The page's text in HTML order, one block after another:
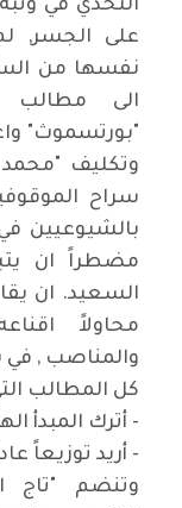
على الجسر,
نفسها من
الى مطالب
"بورتسموث"
وتكليف "محمد
سراح
بالشيوعيين
مضطراً ان
السعيد. ان
محاولاً
والمناصب , في
كل المطالب
- أترك المبدأ
- أريد توزيعاً
وتنضم "تاج